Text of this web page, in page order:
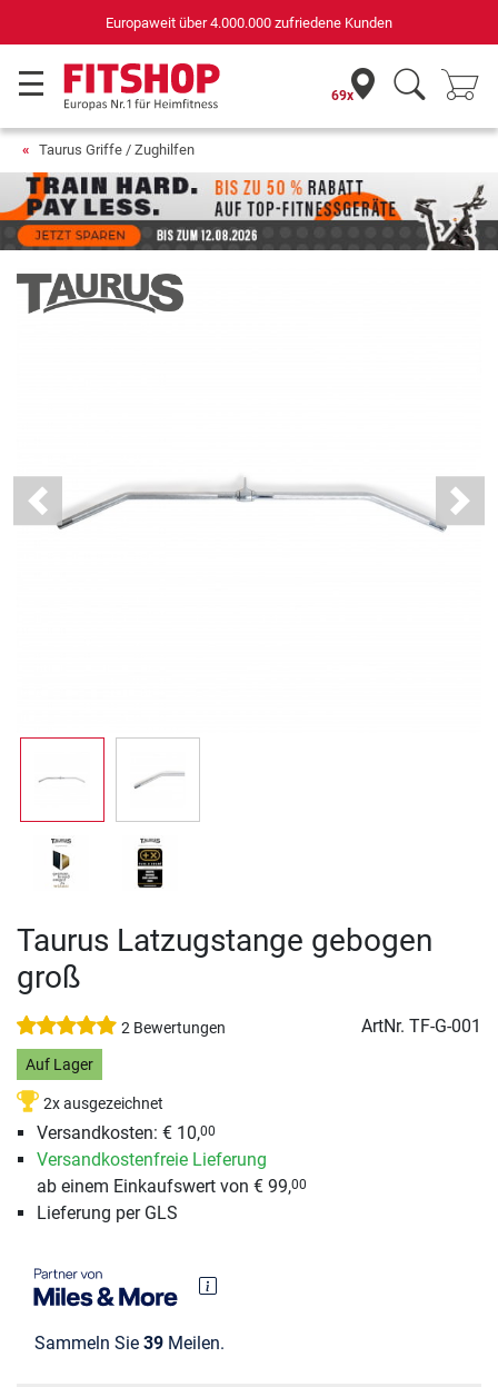
für Sportgeräte (n-tv+DISQ 2016-2024)
69x
Taurus Griffe / Zughilfen
Previous Next
Taurus Latzugstange gebogen
groß
2 Bewertungen ArtNr. TF-G-001
Auf Lager
2x ausgezeichnet
Versandkosten: € 10,00
Versandkostenfreie Lieferung
ab einem Einkaufswert von € 99,00
Lieferung per GLS
Sammeln Sie 39 Meilen.